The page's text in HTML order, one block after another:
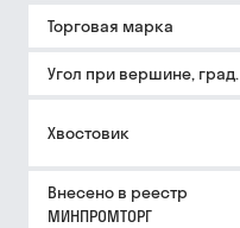
Торговая марка
Угол при вершине, град.
Хвостовик
Внесено в реестр
МИНПРОМТОРГ